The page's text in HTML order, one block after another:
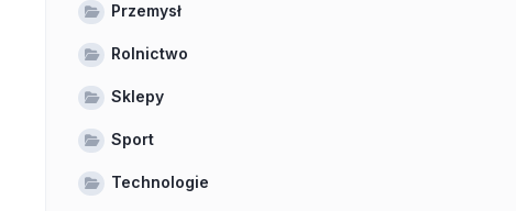
Przemysł
Rolnictwo
Sklepy
Sport
Technologie